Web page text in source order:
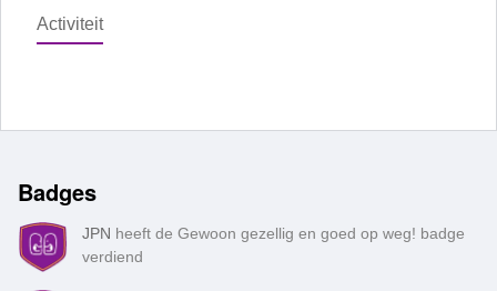
Activiteit
Badges
JPN heeft de Gewoon gezellig en goed op weg! badge
verdiend